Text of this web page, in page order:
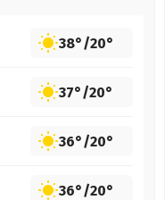
38°/20°
37°/20°
36°/20°
36°/20°